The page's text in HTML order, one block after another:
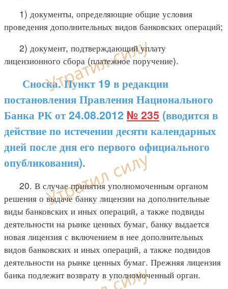
1) документы, определяющие общие условия
проведения дополнительных видов банковских операций;
2) документ, подтверждающий уплату
лицензионного сбора (платежное поручение).
Сноска. Пункт 19 в редакции
постановления Правления Национального
Банка РК от 24.08.2012 № 235 (вводится в
действие по истечении десяти календарных
дней после дня его первого официального
опубликования).
20. В случае принятия уполномоченным органом
решения о выдаче банку лицензии на дополнительные
виды банковских и иных операций, а также подвиды
деятельности на рынке ценных бумаг, банку выдается
новая лицензия с включением в нее дополнительных
видов банковских и иных операций, а также подвидов
деятельности на рынке ценных бумаг. Прежняя лицензия
банка подлежит возврату в уполномоченный орган.